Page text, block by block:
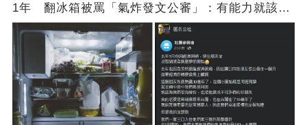
1年 翻冰箱被罵「氣炸發文公審」：有能力就該大
方